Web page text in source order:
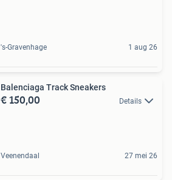
's-Gravenhage 1 aug 26
Balenciaga Track Sneakers
€ 150,00 Details
Veenendaal 27 mei 26